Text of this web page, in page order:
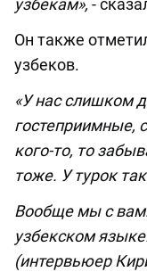
узбекам», -
Он также
узбеков.
«У нас слишком
гостеприимные,
кого-то, то
тоже. У турок
Вообще мы с
узбекском
(интервьюер